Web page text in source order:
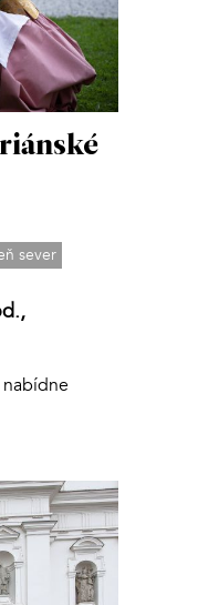
sever
nabídne